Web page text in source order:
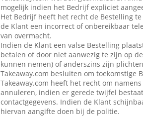
mogelijk indien het Bedrijf expliciet
Het Bedrijf heeft het recht de Bestelling
de Klant een incorrect of onbereikbaar
van overmacht.
Indien de Klant een valse Bestelling
betalen of door niet aanwezig te zijn op
kunnen nemen) of anderszins zijn
Takeaway.com besluiten om toekomstige
Takeaway.com heeft het recht om
annuleren, indien er gerede twijfel
contactgegevens. Indien de Klant
hiervan aangifte doen bij de politie.